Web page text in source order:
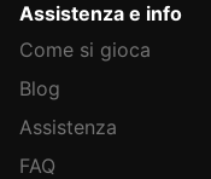
Assistenza e info
Come si gioca
Blog
Assistenza
FAQ